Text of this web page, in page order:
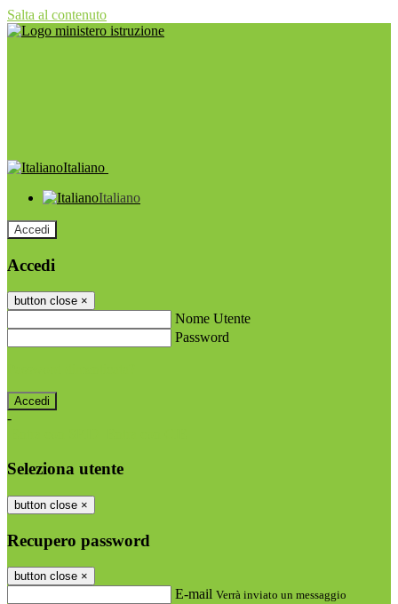
Salta al contenuto
Italiano
Italiano
Accedi
Accedi
button close ×
Nome Utente
Password
-
Seleziona utente
button close ×
Recupero password
button close ×
E-mail Verrà inviato un messaggio